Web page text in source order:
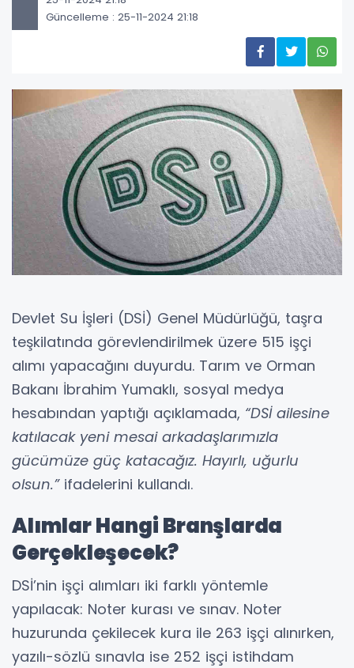
Güncelleme : 25-11-2024 21:18
Devlet Su İşleri (DSİ) Genel Müdürlüğü, taşra
teşkilatında görevlendirilmek üzere 515 işçi
alımı yapacağını duyurdu. Tarım ve Orman
Bakanı İbrahim Yumaklı, sosyal medya
hesabından yaptığı açıklamada, “DSİ ailesine
katılacak yeni mesai arkadaşlarımızla
gücümüze güç katacağız. Hayırlı, uğurlu
olsun.”ifadelerini kullandı.
Alımlar Hangi Branşlarda
Gerçekleşecek?
DSİ’nin işçi alımları iki farklı yöntemle
yapılacak: Noter kurası ve sınav. Noter
huzurunda çekilecek kura ile 263 işçi alınırken,
yazılı-sözlü sınavla ise 252 işçi istihdam